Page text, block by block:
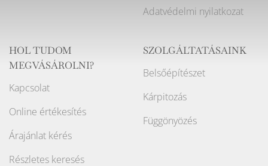
Adatvédelmi nyilatkozat
HOL TUDOM
MEGVÁSÁROLNI?
Kapcsolat
Online értékesítés
Árajánlat kérés
Részletes keresés
SZOLGÁLTATÁSAINK
Belsőépítészet
Kárpitozás
Függönyözés